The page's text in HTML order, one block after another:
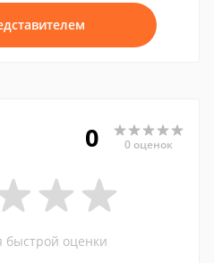
0 0 оценок
быстрой оценки